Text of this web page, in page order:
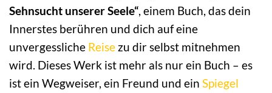
Sehnsucht unserer Seele“ , einem Buch, das dein
Innerstes berühren und dich auf eine
unvergessliche Reise zu dir selbst mitnehmen
wird. Dieses Werk ist mehr als nur ein Buch – es
ist ein Wegweiser, ein Freund und ein Spiegel